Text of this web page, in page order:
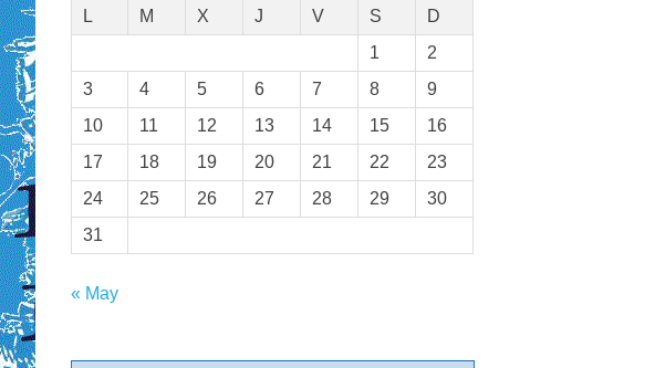
L
M X J V S
D
1
2
3
4 5 6 7 8
9
10
11 12 13 14 15
16
17
18 19 20 21 22
23
24
25 26 27 28 29
30
31
« May